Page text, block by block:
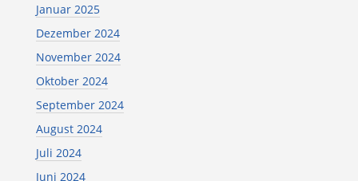
Januar 2025
Dezember 2024
November 2024
Oktober 2024
September 2024
August 2024
Juli 2024
Juni 2024